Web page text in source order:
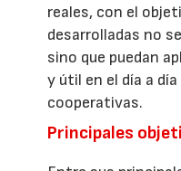
reales, con el
desarrolladas no
sino que puedan
y útil en el día a
cooperativas.
Principales